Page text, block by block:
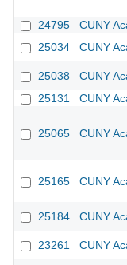
24795 CUNY
25034
CUNY
25038
CUNY
25131
CUNY
25065 CUNY
25165 CUNY
25184 CUNY
23261 CUNY